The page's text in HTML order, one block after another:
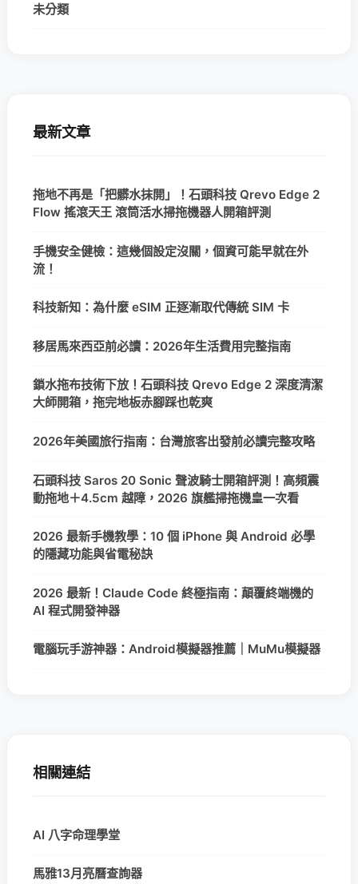
未分類
最新文章
拖地不再是「把髒水抹開」！石頭科技 Qrevo Edge 2
Flow 搖滾天王 滾筒活水掃拖機器人開箱評測
手機安全健檢：這幾個設定沒關，個資可能早就在外
流！
科技新知：為什麼 eSIM 正逐漸取代傳統 SIM 卡
移居馬來西亞前必讀：2026年生活費用完整指南
鎖水拖布技術下放！石頭科技 Qrevo Edge 2 深度清潔
大師開箱，拖完地板赤腳踩也乾爽
2026年美國旅行指南：台灣旅客出發前必讀完整攻略
石頭科技 Saros 20 Sonic 聲波騎士開箱評測！高頻震
動拖地＋4.5cm 越障，2026 旗艦掃拖機皇一次看
2026 最新手機教學：10 個 iPhone 與 Android 必學
的隱藏功能與省電秘訣
2026 最新！Claude Code 終極指南：顛覆終端機的
AI 程式開發神器
電腦玩手游神器：Android模擬器推薦｜MuMu模擬器
相關連結
AI 八字命理學堂
馬雅13月亮曆查詢器